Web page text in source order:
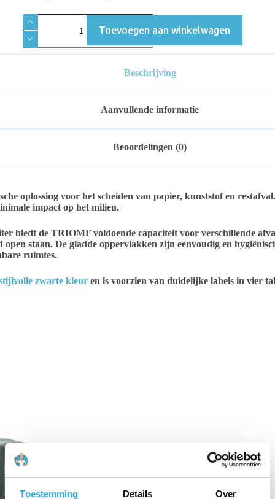
Toestemming Details Over
Toevoegen aan winkelwagen
Beschrijving
Aanvullende informatie
Beoordelingen (0)
oplossing voor het scheiden van papier, kunststof en
impact op het milieu.
biedt de TRIOMF voldoende capaciteit voor verschillende
staan. De gladde oppervlakken zijn eenvoudig en
ruimtes.
zwarte kleur en is voorzien van duidelijke labels in vier